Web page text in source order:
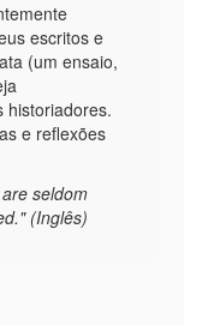
escritos e
(um ensaio,
historiadores.
e reflexões
seldom
(Inglês)